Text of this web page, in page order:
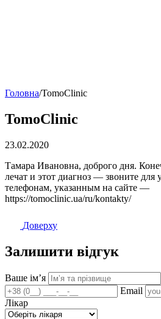
Головна/TomoClinic
TomoClinic
23.02.2020
Тамара Ивановна, доброго дня.
лечат и этот диагноз — звоните для
телефонам, указанным на сайте —
https://tomoclinic.ua/ru/kontakty/
Доверху
Залишити відгук
Ваше імʼя
Email
Лікар